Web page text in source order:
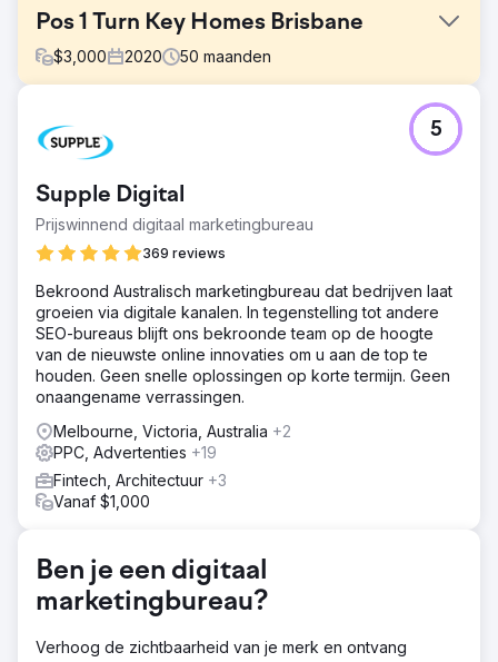
Pos 1 Turn Key Homes Brisbane
$3,000 2020 50 maanden
De klant kwam naar EDGE in de hoop een partner te
vinden die hun servicekwaliteit weerspiegelde. Omdat de
leverancier ruimte voor groei. Ze hadden een bureau
nodig dat net dat stapje extra voor hen zou zetten.
Zonder toegang tot historische gegevens en accounts,
moest de klant vertrouwen op de branchekennis van
EDGE. Onze taak was om de barrières die het behalen
van resultaten in de weg stonden, weg te nemen en te
werken aan het binnenhalen van minimaal 13 nieuwe
woningcontracten per maand.
Oplossing
Om branding en naamsbekendheid te vergroten,
ontwikkelden we een omnichannelstrategie op basis van
onze branche-ervaring die aan de eisen voor
leadvolume en conversie zou voldoen. Zodra de
campagne op gang kwam, heeft de klant maandelijks 15
tot 20 nieuwe woningcontracten binnengehaald.
79% toename in websiteverkeer 700% toename in leads
via sociale media Pos 1 Turn Key Homes Brisbane 220%
toename in leads via Google Ads
Supple Digital
Prijswinnend digitaal marketingbureau
369 reviews
5
Bekroond Australisch marketingbureau dat bedrijven laat
groeien via digitale kanalen. In tegenstelling tot andere
SEO-bureaus blijft ons bekroonde team op de hoogte
van de nieuwste online innovaties om u aan de top te
houden. Geen snelle oplossingen op korte termijn. Geen
onaangename verrassingen.
Melbourne, Victoria, Australia +2
PPC, Advertenties +19
Fintech, Architectuur +3
Vanaf $1,000
Ben je een digitaal
marketingbureau?
Verhoog de zichtbaarheid van je merk en ontvang